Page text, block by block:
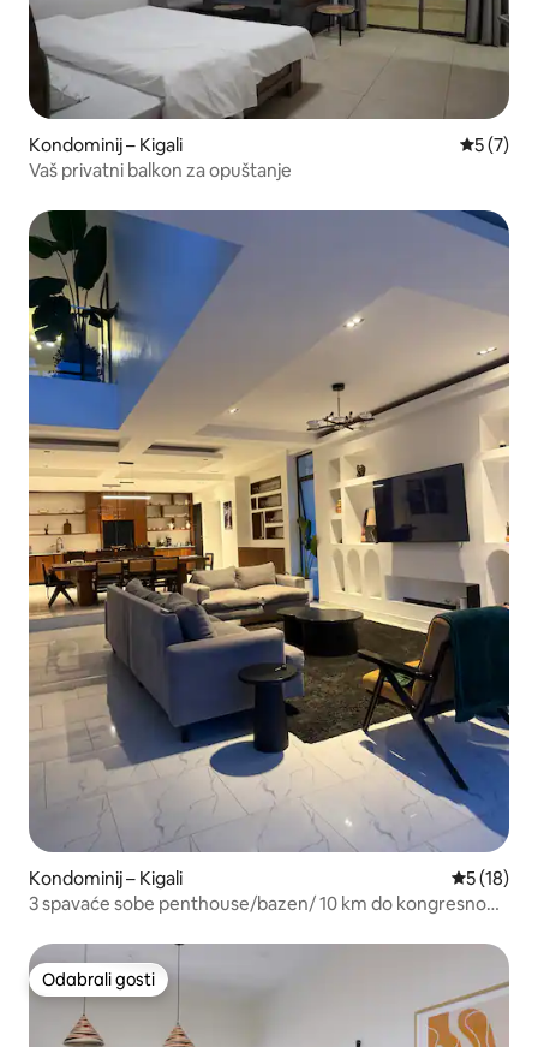
Kondominij – Kigali
5 (7)
Vaš privatni balkon za opuštanje
Kondominij – Kigali Prosječna
5 (18)
3 spavaće sobe penthouse/bazen/ 10 km do kongresnog
Odabrali gosti
Odabrali gosti